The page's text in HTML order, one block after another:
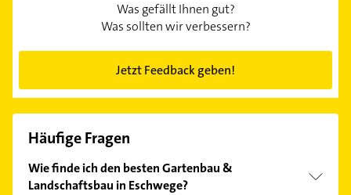
Was gefällt Ihnen gut?
Was sollten wir verbessern?
Jetzt Feedback geben!
Häufige Fragen
Wie finde ich den besten Gartenbau &
Landschaftsbau in Eschwege?